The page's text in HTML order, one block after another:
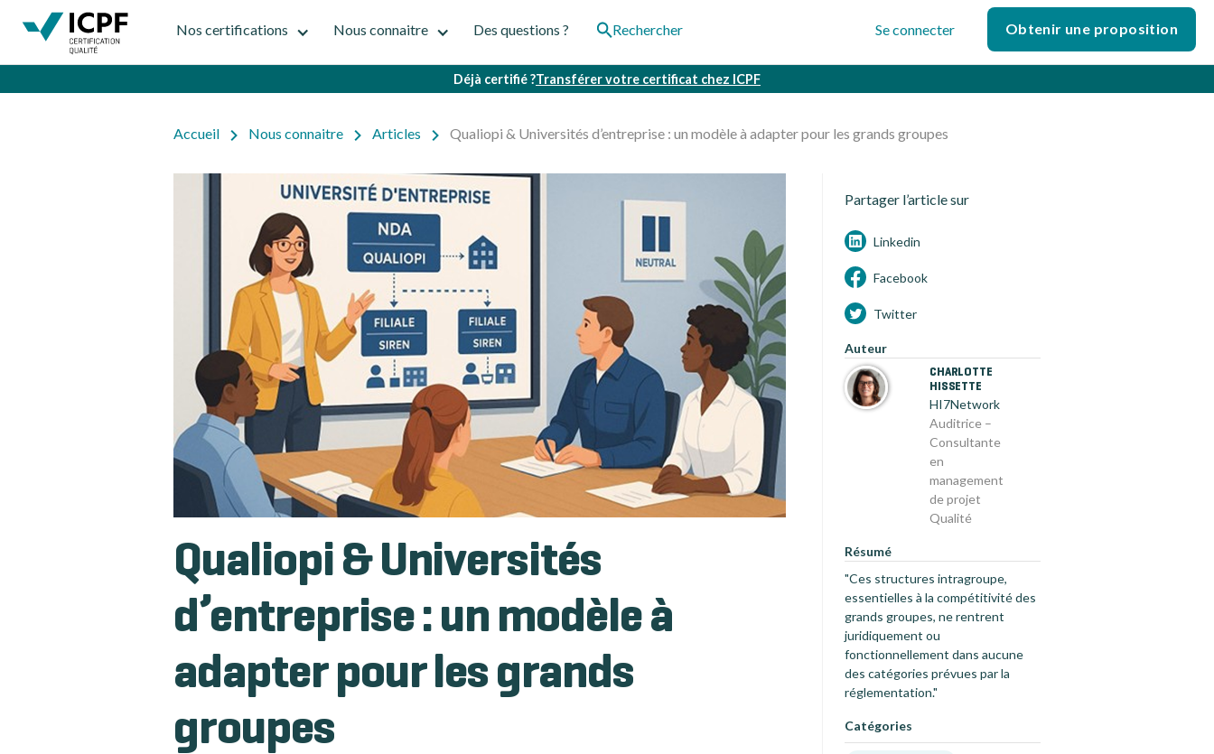
Nos certifications Nous connaitre Des questions ? Rechercher Se connecter Obtenir une proposition
Déjà certifié ?Transférer votre certificat chez ICPF
Accueil Nous connaitre Articles Qualiopi & Universités d’entreprise : un modèle à adapter pour les grands groupes
Qualiopi & Universités
d’entreprise : un modèle à
adapter pour les grands
groupes
Partager l’article sur
Linkedin
Facebook
Twitter
Auteur
CHARLOTTE
HISSETTE
HI7Network
Auditrice –
Consultante
en
management
de projet
Qualité
Résumé
"Ces structures intragroupe,
essentielles à la compétitivité des
grands groupes, ne rentrent
juridiquement ou
fonctionnellement dans aucune
des catégories prévues par la
réglementation."
Catégories